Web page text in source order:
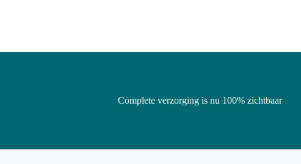
Complete verzorging is nu 100% zichtbaar